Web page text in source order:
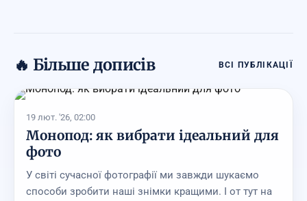
🔥 Більше дописів ВСІ ПУБЛІКАЦІЇ
19 лют. '26, 02:00
Монопод: як вибрати ідеальний для
фото
У світі сучасної фотографії ми завжди шукаємо
способи зробити наші знімки кращими. І от тут на